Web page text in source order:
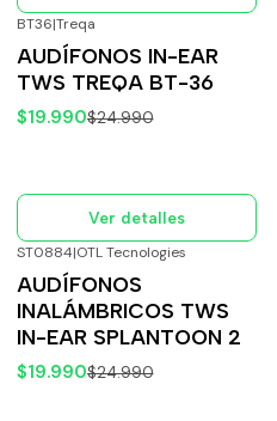
OFF
Agotado
BT36|Treqa
AUDÍFONOS IN-EAR
TWS TREQA BT-36
$19.990$24.990
Ver detalles
Agotado
ST0884|OTL Tecnologies
AUDÍFONOS
INALÁMBRICOS TWS
IN-EAR SPLANTOON 2
$19.990$24.990